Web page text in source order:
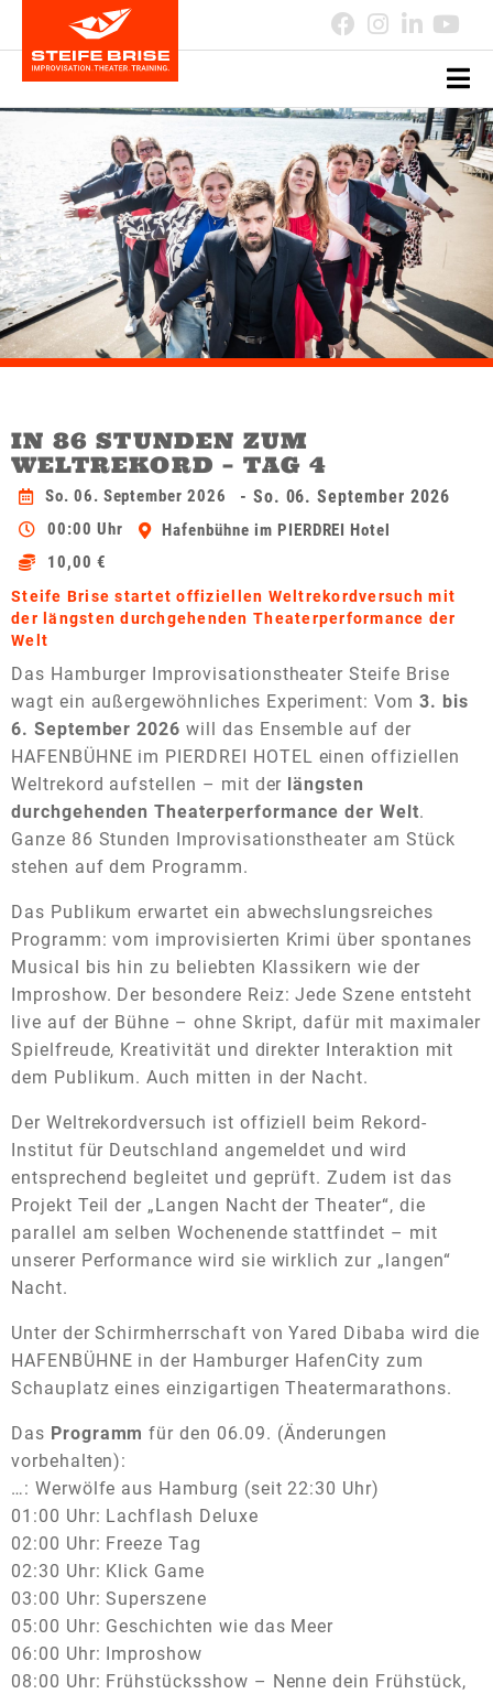
IN 86 STUNDEN ZUM
WELTREKORD – TAG 4
So. 06. September 2026 - So. 06. September 2026
00:00 Uhr
Hafenbühne im PIERDREI Hotel
10,00 €
Steife Brise startet offiziellen Weltrekordversuch mit
der längsten durchgehenden Theaterperformance der
Welt
Das Hamburger Improvisationstheater Steife Brise
wagt ein außergewöhnliches Experiment: Vom 3. bis
6. September 2026 will das Ensemble auf der
HAFENBÜHNE im PIERDREI HOTEL einen offiziellen
Weltrekord aufstellen – mit der längsten
durchgehenden Theaterperformance der Welt.
Ganze 86 Stunden Improvisationstheater am Stück
stehen auf dem Programm.
Das Publikum erwartet ein abwechslungsreiches
Programm: vom improvisierten Krimi über spontanes
Musical bis hin zu beliebten Klassikern wie der
Improshow. Der besondere Reiz: Jede Szene entsteht
live auf der Bühne – ohne Skript, dafür mit maximaler
Spielfreude, Kreativität und direkter Interaktion mit
dem Publikum. Auch mitten in der Nacht.
Der Weltrekordversuch ist offiziell beim Rekord-
Institut für Deutschland angemeldet und wird
entsprechend begleitet und geprüft. Zudem ist das
Projekt Teil der „Langen Nacht der Theater“, die
parallel am selben Wochenende stattfindet – mit
unserer Performance wird sie wirklich zur „langen“
Nacht.
Unter der Schirmherrschaft vonYared Dibaba wird die
HAFENBÜHNE in der Hamburger HafenCity zum
Schauplatz eines einzigartigen Theatermarathons.
Das Programm für den 06.09. (Änderungen
vorbehalten):
…: Werwölfe aus Hamburg (seit 22:30 Uhr)
01:00 Uhr: Lachflash Deluxe
02:00 Uhr: Freeze Tag
02:30 Uhr: Klick Game
03:00 Uhr: Superszene
05:00 Uhr: Geschichten wie das Meer
06:00 Uhr: Improshow
08:00 Uhr: Frühstücksshow – Nenne dein Frühstück,